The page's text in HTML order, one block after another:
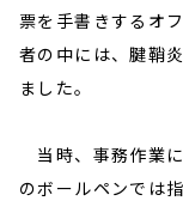
票を手書きするオ
者の中には、腱鞘
ました。
当時、事務作業
のボールペンでは